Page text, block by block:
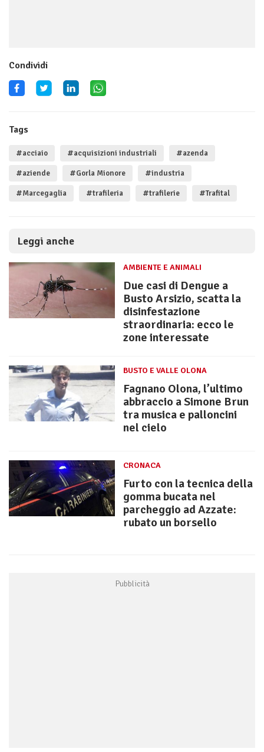
Condividi
Tags
#acciaio #acquisizioni industriali #azenda
#aziende #Gorla Mionore #industria
#Marcegaglia #trafileria #trafilerie #Trafital
Leggi anche
AMBIENTE E ANIMALI
Due casi di Dengue a
Busto Arsizio, scatta la
disinfestazione
straordinaria: ecco le
zone interessate
BUSTO E VALLE OLONA
Fagnano Olona, l’ultimo
abbraccio a Simone Brun
tra musica e palloncini
nel cielo
CRONACA
Furto con la tecnica della
gomma bucata nel
parcheggio ad Azzate:
rubato un borsello